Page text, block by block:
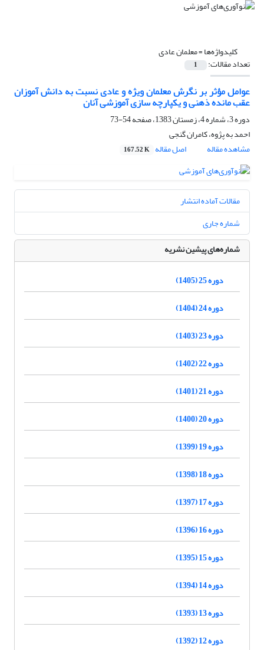
کلیدواژه‌ها =معلمان عادی
تعداد مقالات: 1
عوامل مؤثر بر نگرش معلمان ویژه و عادی نسبت به دانش آموزان
عقب مانده ذهنی و یکپارچه سازی آموزشی آنان
دوره 3، شماره 4، زمستان 1383، صفحه
54-73
احمد به پژوه، کامران گنجی
مشاهده مقاله
اصل مقاله 167.52 K
مقالات آماده انتشار
شماره جاری
شماره‌های پیشین نشریه
دوره 25 (1405)
دوره 24 (1404)
دوره 23 (1403)
دوره 22 (1402)
دوره 21 (1401)
دوره 20 (1400)
دوره 19 (1399)
دوره 18 (1398)
دوره 17 (1397)
دوره 16 (1396)
دوره 15 (1395)
دوره 14 (1394)
دوره 13 (1393)
دوره 12 (1392)